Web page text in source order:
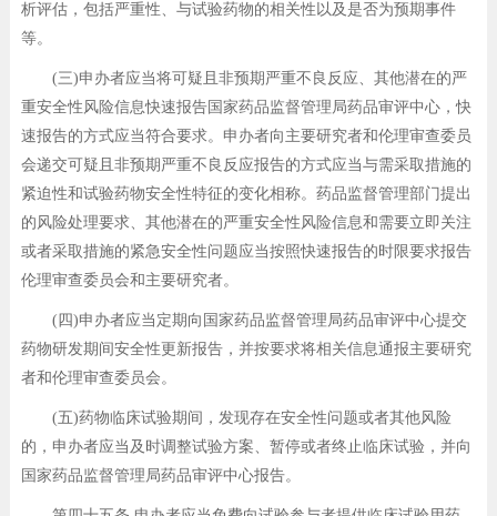
析评估，包括严重性、与试验药物的相关性以及是否为预期事件
等。
(三)申办者应当将可疑且非预期严重不良反应、其他潜在的严
重安全性风险信息快速报告国家药品监督管理局药品审评中心，快
速报告的方式应当符合要求。申办者向主要研究者和伦理审查委员
会递交可疑且非预期严重不良反应报告的方式应当与需采取措施的
紧迫性和试验药物安全性特征的变化相称。药品监督管理部门提出
的风险处理要求、其他潜在的严重安全性风险信息和需要立即关注
或者采取措施的紧急安全性问题应当按照快速报告的时限要求报告
伦理审查委员会和主要研究者。
(四)申办者应当定期向国家药品监督管理局药品审评中心提交
药物研发期间安全性更新报告，并按要求将相关信息通报主要研究
者和伦理审查委员会。
(五)药物临床试验期间，发现存在安全性问题或者其他风险
的，申办者应当及时调整试验方案、暂停或者终止临床试验，并向
国家药品监督管理局药品审评中心报告。